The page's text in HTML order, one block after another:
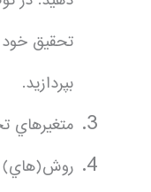
تحقيق
بپردازيد.
متغيرهاي
روش(هاي)